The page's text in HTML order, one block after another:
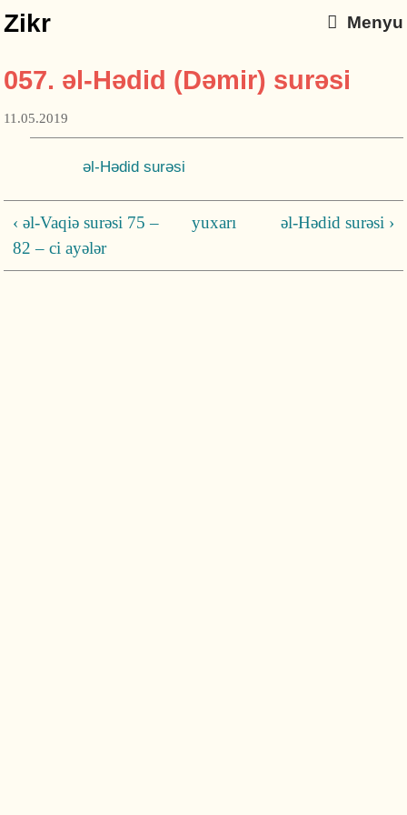
Zikr Menyu
057. əl-Hədid (Dəmir) surəsi
11.05.2019
əl-Hədid surəsi
‹ əl-Vaqiə surəsi 75 –
82 – ci ayələr
yuxarı əl-Hədid surəsi ›